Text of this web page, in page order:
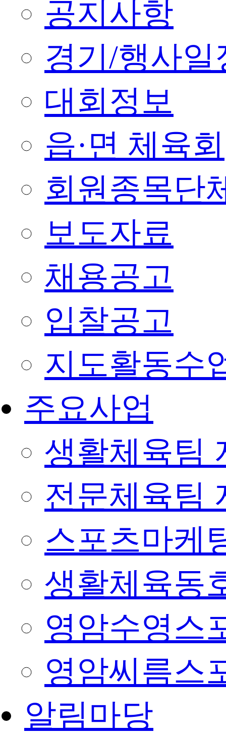
공지사항
경기/행사일
대회정보
읍·면 체육회
회원종목단
보도자료
채용공고
입찰공고
지도활동수
주요사업
생활체육팀
전문체육팀
스포츠마케
생활체육동
영암수영스
영암씨름스
알림마당